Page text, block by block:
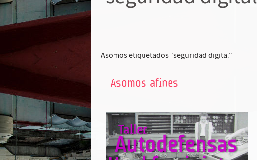
Asomos etiquetados "seguridad digital"
Asomos afines